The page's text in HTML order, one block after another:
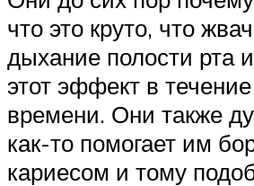
что это круто, что
дыхание полости рта
этот эффект в
времени. Они также
как-то помогает им
кариесом и тому